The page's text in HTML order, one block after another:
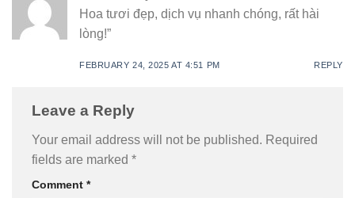
Hoa tươi đẹp, dịch vụ nhanh chóng, rất hài
lòng!”
FEBRUARY 24, 2025 AT 4:51 PM REPLY
Leave a Reply
Your email address will not be published. Required
fields are marked *
Comment *